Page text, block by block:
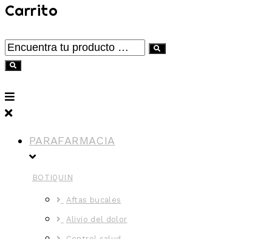
Carrito
Encuentra
tu
…
PARAFARMACIA
BOTIQUIN
Aftas bucales
Alivio del dolor